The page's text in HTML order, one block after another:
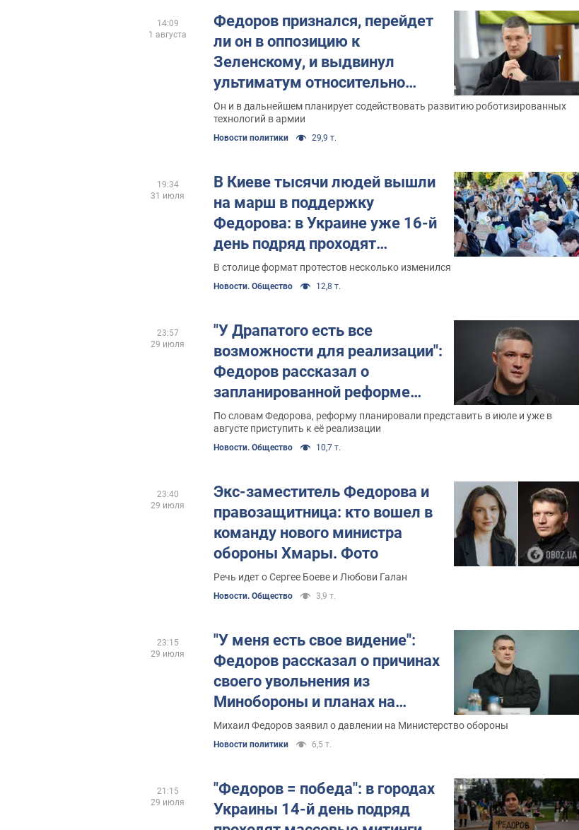
Федоров признался, перейдет
ли он в оппозицию к
Зеленскому, и выдвинул
ультиматум относительно
возвращения в команду
президента
Он и в дальнейшем планирует содействовать развитию роботизированных
технологий в армии
Новости политики 29,9 т.
14:09
1 августа
В Киеве тысячи людей вышли
на марш в поддержку
Федорова: в Украине уже 16-й
день подряд проходят
массовые митинги. Фото и
видео
В столице формат протестов несколько изменился
Новости. Общество 12,8 т.
19:34
31 июля
"У Драпатого есть все
возможности для реализации":
Федоров рассказал о
запланированной реформе
мобилизации в Украине
По словам Федорова, реформу планировали представить в июле и уже в
августе приступить к её реализации
Новости. Общество 10,7 т.
23:57
29 июля
Экс-заместитель Федорова и
правозащитница: кто вошел в
команду нового министра
обороны Хмары. Фото
Речь идет о Сергее Боеве и Любови Галан
Новости. Общество 3,9 т.
23:40
29 июля
"У меня есть свое видение":
Федоров рассказал о причинах
своего увольнения из
Минобороны и планах на
будущее
Михаил Федоров заявил о давлении на Министерство обороны
Новости политики 6,5 т.
23:15
29 июля
"Федоров = победа": в городах
Украины 14-й день подряд
21:15
29 июля